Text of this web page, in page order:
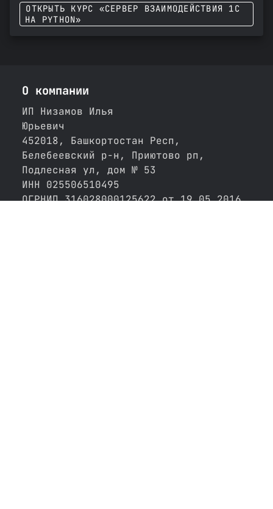
ОТКРЫТЬ КУРС «СЕРВЕР ВЗАИМОДЕЙСТВИЯ 1С
НА PYTHON»
О компании
ИП Низамов Илья
Юрьевич
452018, Башкортостан Респ,
Белебеевский р-н, Приютово рп,
Подлесная ул, дом № 53
ИНН 025506510495
ОГРНИП 316028000125622 от 19.05.2016